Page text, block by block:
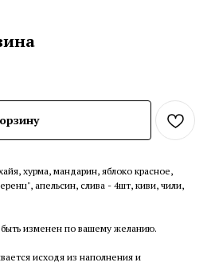
хурма, мандарин, яблоко красное,
апельсин, слива - 4шт, киви, чили,
изменен по вашему желанию.
исходя из наполнения и